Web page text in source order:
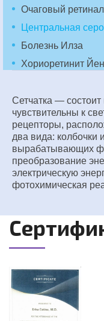
Очаговый
Центральная
Болезнь Илза
Хориоретинит
Сетчатка — состоит
чувствительны к
рецепторы,
два вида: колбочки
вырабатывающих
преобразование
электрическую
фотохимическая